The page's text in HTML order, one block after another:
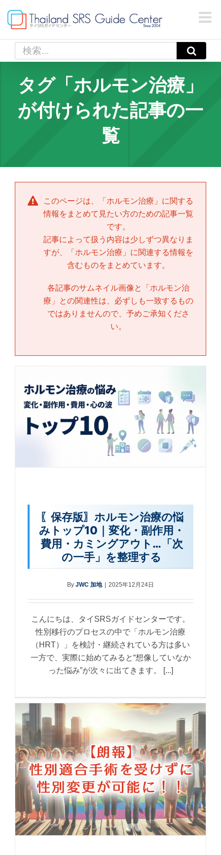
content
索
タグ「ホルモン治療」
が付けられた記事の一
覧
このページは、「 ホルモン治療 」に関する
情報をまとめて見たい方のための記事一覧
です。
記事によって扱う内容は少しずつ異なりま
すが、「 ホルモン治療 」に関連する情報を
含むものをまとめています。
各記事のサムネイル画像と「 ホルモン治
療 」との関連性は、必ずしも一致するもの
ではありませんので、予めご承知くださ
い。
〖保存版〗ホルモン治療の悩
みトップ10｜変化・副作用・
費用・カミングアウト…「次
の一手」を整理する
By JWC 加地 | 2025年12月24日
こんにちは、タイSRSガイドセンターです。
性別移行のプロセスの中で「ホルモン治療
（HRT）」を検討・継続されている方は多い
一方で、実際に始めてみると“想像していなか
った悩み”が次々に出てきます。 [...]